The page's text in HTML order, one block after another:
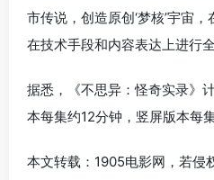
市传说，创造原创‘梦核’宇宙
在技术手段和内容表达上进行
据悉，《不思异：怪奇实录》
本每集约12分钟，竖屏版本每
本文转载：1905电影网，若侵